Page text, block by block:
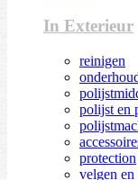
In Exterieur
reinigen
polijst en
protection
velgen en